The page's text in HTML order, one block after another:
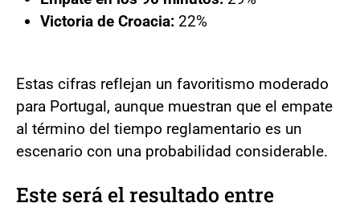
Victoria de Croacia: 22%
Estas cifras reflejan un favoritismo moderado
para Portugal, aunque muestran que el empate
al término del tiempo reglamentario es un
escenario con una probabilidad considerable.
Este será el resultado entre